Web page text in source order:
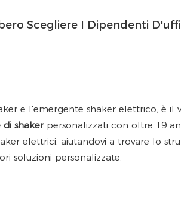
Scegliere I Dipendenti
e l'emergente shaker elettrico, è il
shakerpersonalizzati con oltre 19
elettrici, aiutandovi a trovare lo
soluzioni personalizzate.